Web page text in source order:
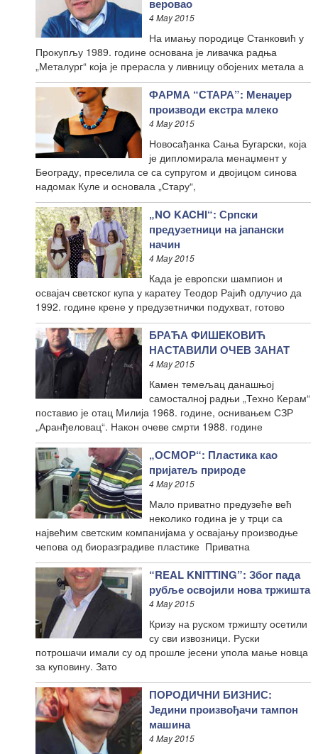
веровао
4 May 2015
На имању породице Станковић у
Прокупљу 1989. године основана је ливачка радња
„Металург“ која је прерасла у ливницу обојених метала а
ФАРМА “СТАРА”: Менаџер
производи екстра млеко
4 May 2015
Новосађанка Сања Бугарски, која
је дипломирала менаџмент у
Београду, преселила се са супругом и двојицом синова
надомак Куле и основала „Стару“,
„NO KACHI“: Српски
предузетници на јапански
начин
4 May 2015
Када је европски шампион и
освајач светског купа у каратеу Теодор Рајић одлучио да
1992. године крене у предузетнички подухват, готово
БРАЋА ФИШЕКОВИЋ
НАСТАВИЛИ ОЧЕВ ЗАНАТ
4 May 2015
Камен темељац данашњој
самосталној радњи „Техно Керам“
поставио је отац Милија 1968. године, оснивањем СЗР
„Аранђеловац“. Након очеве смрти 1988. године
„ОСМОР“: Пластика као
пријатељ природе
4 May 2015
Мало приватно предузеће већ
неколико година је у трци са
највећим светским компанијама у освајању производње
чепова од биоразградиве пластике Приватна
“REAL KNITTING”: Због пада
рубље освојили нова тржишта
4 May 2015
Кризу на руском тржишту осетили
су сви извозници. Руски
потрошачи имали су од прошле јесени упола мање новца
за куповину. Зато
ПОРОДИЧНИ БИЗНИС:
Једини произвођачи тампон
машина
4 May 2015